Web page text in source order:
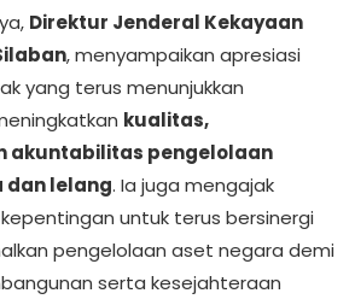
Direktur Jenderal Kekayaan
, menyampaikan apresiasi
yang terus menunjukkan
kualitas,
akuntabilitas pengelolaan
dan lelang. Ia juga mengajak
untuk terus bersinergi
pengelolaan aset negara demi
serta kesejahteraan